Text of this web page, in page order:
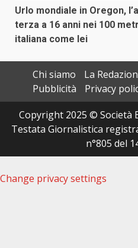
Urlo mondiale in Oregon,
terza a 16 anni nei 100
italiana come lei
Chi siamo
La
Pubblicità
Privacy
Copyright 2025 © Società
Testata Giornalistica
n°805 del
Change privacy settings